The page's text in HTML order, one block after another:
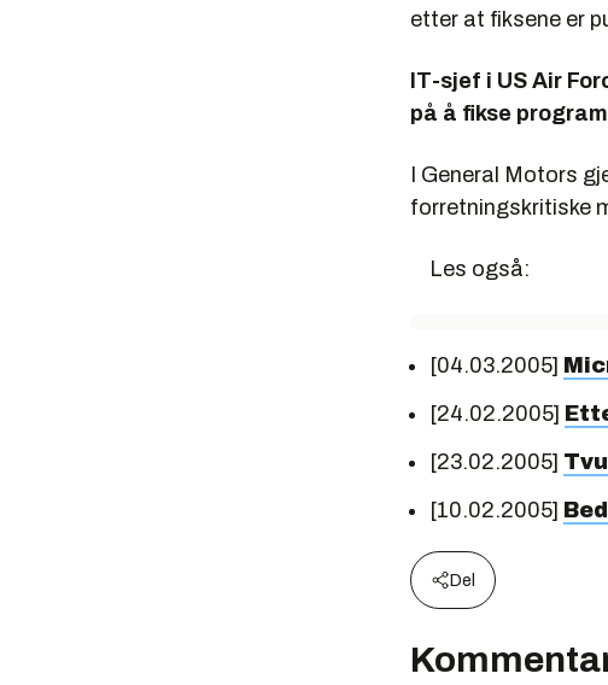
etter at fiksene er
IT-sjef i US Air
på å fikse
I General Motors
forretningskritiske
Les også:
[04.03.2005]
[24.02.2005]
[23.02.2005]
[10.02.2005]
Del